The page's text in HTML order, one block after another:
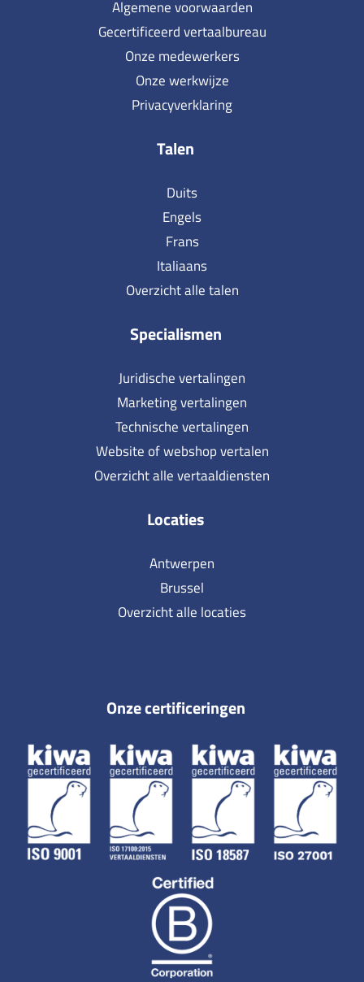
Algemene voorwaarden
Gecertificeerd vertaalbureau
Onze medewerkers
Onze werkwijze
Privacyverklaring
Talen
Duits
Engels
Frans
Italiaans
Overzicht alle talen
Specialismen
Juridische vertalingen
Marketing vertalingen
Technische vertalingen
Website of webshop vertalen
Overzicht alle vertaaldiensten
Locaties
Antwerpen
Brussel
Overzicht alle locaties
Onze certificeringen